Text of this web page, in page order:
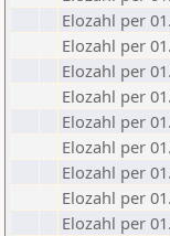
Elozahl per
Elozahl per
Elozahl per
Elozahl per
Elozahl per
Elozahl per
Elozahl per
Elozahl per
Elozahl per